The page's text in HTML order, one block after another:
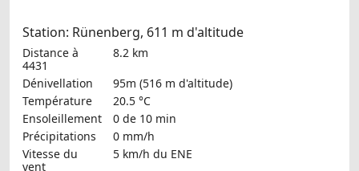
Station: Rünenberg, 611 m d'altitude
Distance à
4431
8.2 km
Dénivellation
95m (516 m d'altitude)
Température
20.5 °C
Ensoleillement
0 de 10 min
Précipitations
0 mm/h
Vitesse du
vent
5 km/h du ENE